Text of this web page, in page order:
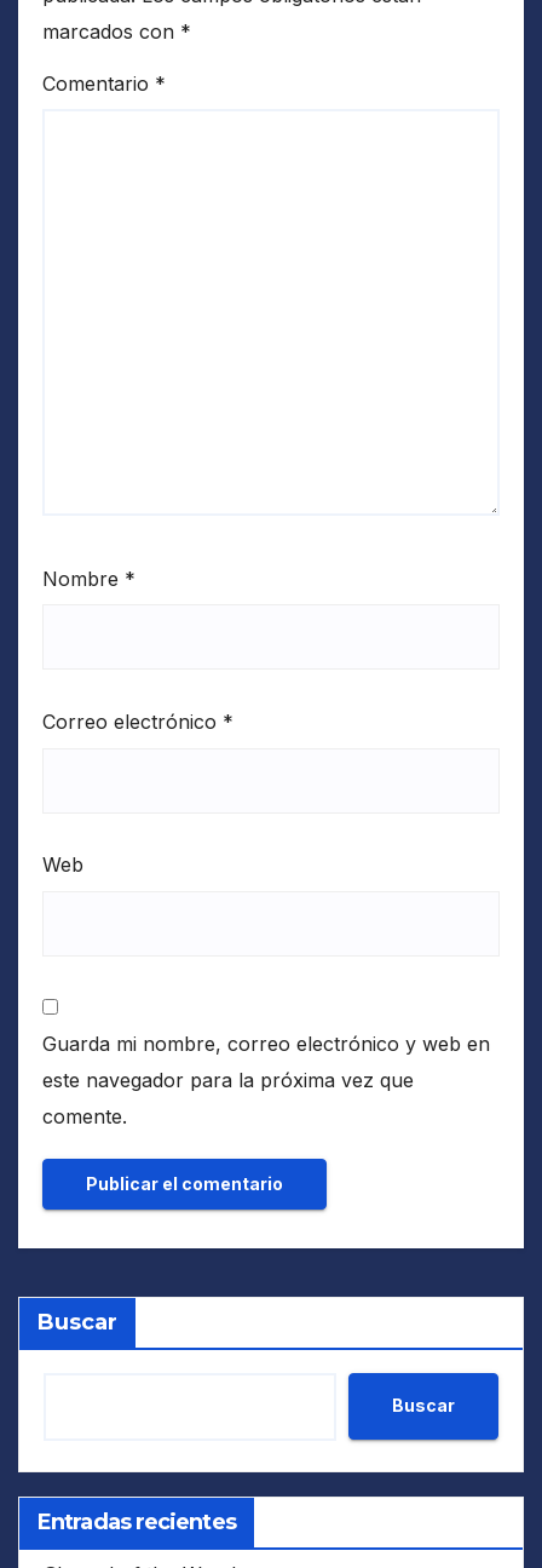
marcados con *
Comentario *
Nombre *
Correo electrónico *
Web
Guarda mi nombre, correo electrónico y web en
este navegador para la próxima vez que
comente.
Buscar
Buscar
Entradas recientes